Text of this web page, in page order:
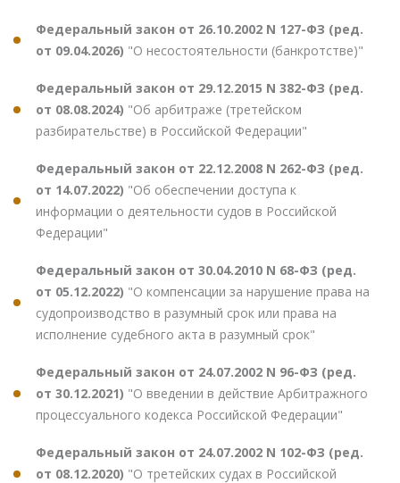
Федеральный закон от 26.10.2002 N 127-ФЗ (ред.
от 09.04.2026) "О несостоятельности (банкротстве)"
Федеральный закон от 29.12.2015 N 382-ФЗ (ред.
от 08.08.2024) "Об арбитраже (третейском
разбирательстве) в Российской Федерации"
Федеральный закон от 22.12.2008 N 262-ФЗ (ред.
от 14.07.2022) "Об обеспечении доступа к
информации о деятельности судов в Российской
Федерации"
Федеральный закон от 30.04.2010 N 68-ФЗ (ред.
от 05.12.2022) "О компенсации за нарушение права на
судопроизводство в разумный срок или права на
исполнение судебного акта в разумный срок"
Федеральный закон от 24.07.2002 N 96-ФЗ (ред.
от 30.12.2021) "О введении в действие Арбитражного
процессуального кодекса Российской Федерации"
Федеральный закон от 24.07.2002 N 102-ФЗ (ред.
от 08.12.2020) "О третейских судах в Российской